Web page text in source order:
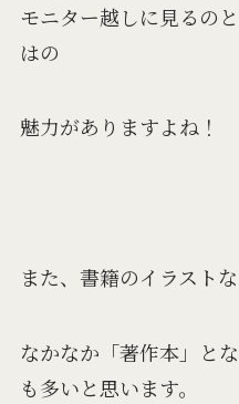
モニター越しに見るの
はの
魅力がありますよね！
また、書籍のイラスト
なかなか「著作本」と
も多いと思います。